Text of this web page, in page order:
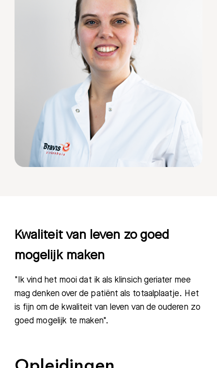
Kwaliteit van leven zo goed
mogelijk maken
"Ik vind het mooi dat ik als klinsich geriater mee
mag denken over de patiënt als totaalplaatje. Het
is fijn om de kwaliteit van leven van de ouderen zo
goed mogelijk te maken".